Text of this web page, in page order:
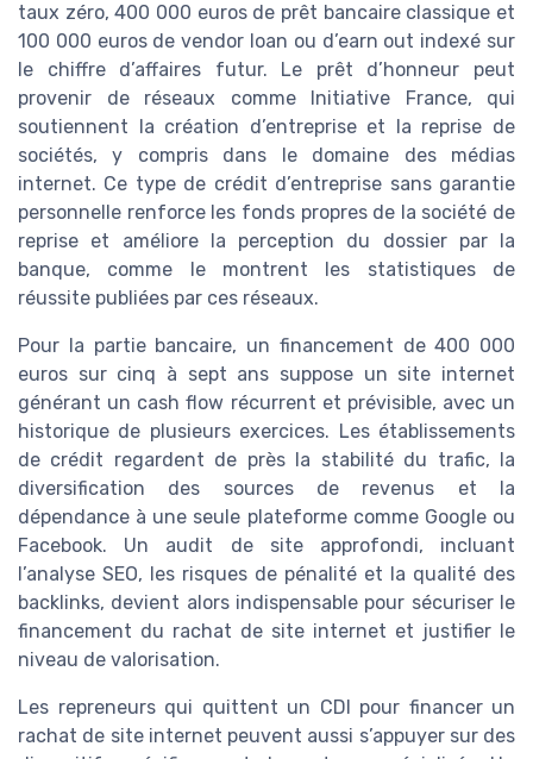
taux zéro, 400 000 euros de prêt bancaire classique et
100 000 euros de vendor loan ou d’earn out indexé sur
le chiffre d’affaires futur. Le prêt d’honneur peut
provenir de réseaux comme Initiative France, qui
soutiennent la création d’entreprise et la reprise de
sociétés, y compris dans le domaine des médias
internet. Ce type de crédit d’entreprise sans garantie
personnelle renforce les fonds propres de la société de
reprise et améliore la perception du dossier par la
banque, comme le montrent les statistiques de
réussite publiées par ces réseaux.
Pour la partie bancaire, un financement de 400 000
euros sur cinq à sept ans suppose un site internet
générant un cash flow récurrent et prévisible, avec un
historique de plusieurs exercices. Les établissements
de crédit regardent de près la stabilité du trafic, la
diversification des sources de revenus et la
dépendance à une seule plateforme comme Google ou
Facebook. Un audit de site approfondi, incluant
l’analyse SEO, les risques de pénalité et la qualité des
backlinks, devient alors indispensable pour sécuriser le
financement du rachat de site internet et justifier le
niveau de valorisation.
Les repreneurs qui quittent un CDI pour financer un
rachat de site internet peuvent aussi s’appuyer sur des